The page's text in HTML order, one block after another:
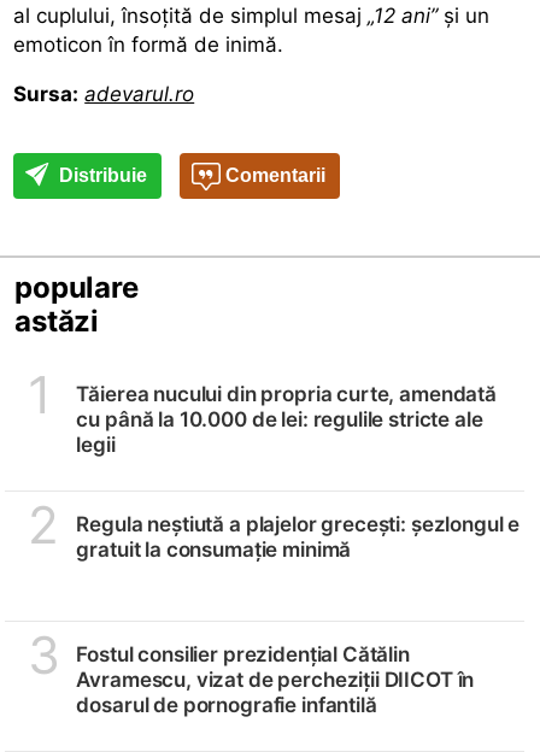
al cuplului, însoțită de simplul mesaj„12 ani” şi un
emoticon în formă de inimă.
Sursa: adevarul.ro
Distribuie Comentarii
populare
astăzi
1
Tăierea nucului din propria curte, amendată
cu până la 10.000 de lei: regulile stricte ale
legii
2
Regula neștiută a plajelor grecești: șezlongul e
gratuit la consumație minimă
3
Fostul consilier prezidențial Cătălin
Avramescu, vizat de percheziții DIICOT în
dosarul de pornografie infantilă